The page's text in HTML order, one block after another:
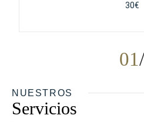
01
30€
NUESTROS
Servicios